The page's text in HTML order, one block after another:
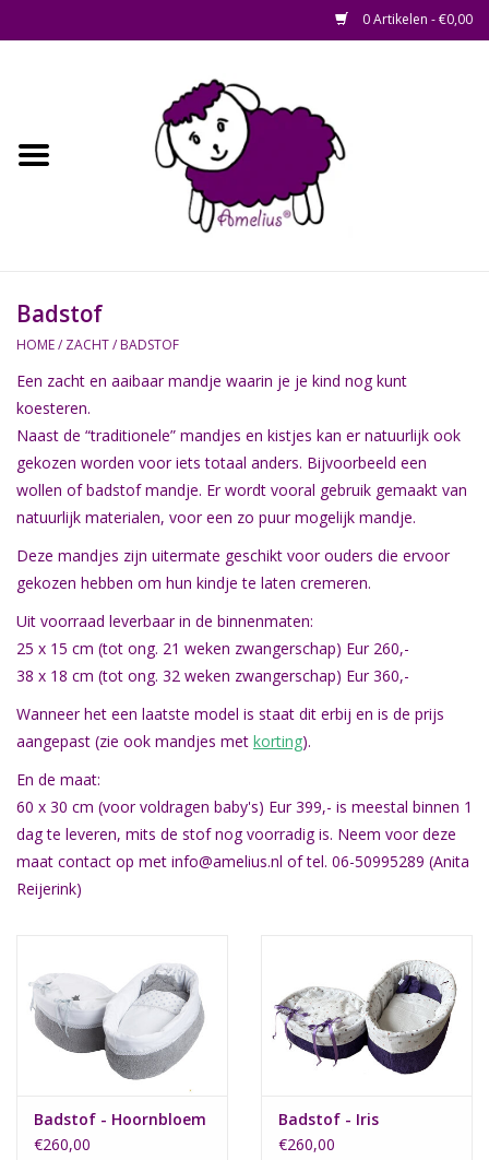
0 Artikelen - €0,00
Afscheid op maat
Waterhyacint
Hout
Watermethode /
Afscheidsbox
Natuurbegraven
Allerlei
Gepersonaliseerd
Vanaf 1 jaar
Over ons
Samenwerking
Deutsch
Badstof
HOME/ ZACHT/ BADSTOF
Een zacht en aaibaar mandje waarin je je kind nog kunt
koesteren.
Naast de “traditionele” mandjes en kistjes kan er natuurlijk ook
gekozen worden voor iets totaal anders. Bijvoorbeeld een
wollen of badstof mandje. Er wordt vooral gebruik gemaakt van
natuurlijk materialen, voor een zo puur mogelijk mandje.
Deze mandjes zijn uitermate geschikt voor ouders die ervoor
gekozen hebben om hun kindje te laten cremeren.
Uit voorraad leverbaar in de binnenmaten:
25 x 15 cm (tot ong. 21 weken zwangerschap) Eur 260,-
38 x 18 cm (tot ong. 32 weken zwangerschap) Eur 360,-
Wanneer het een laatste model is staat dit erbij en is de prijs
aangepast (zie ook mandjes met korting).
En de maat:
60 x 30 cm (voor voldragen baby's) Eur 399,- is meestal binnen 1
dag te leveren, mits de stof nog voorradig is. Neem voor deze
maat contact op met info@amelius.nl of tel. 06-50995289 (Anita
Reijerink)
Badstof - Hoornbloem
€260,00
Badstof - Iris
€260,00